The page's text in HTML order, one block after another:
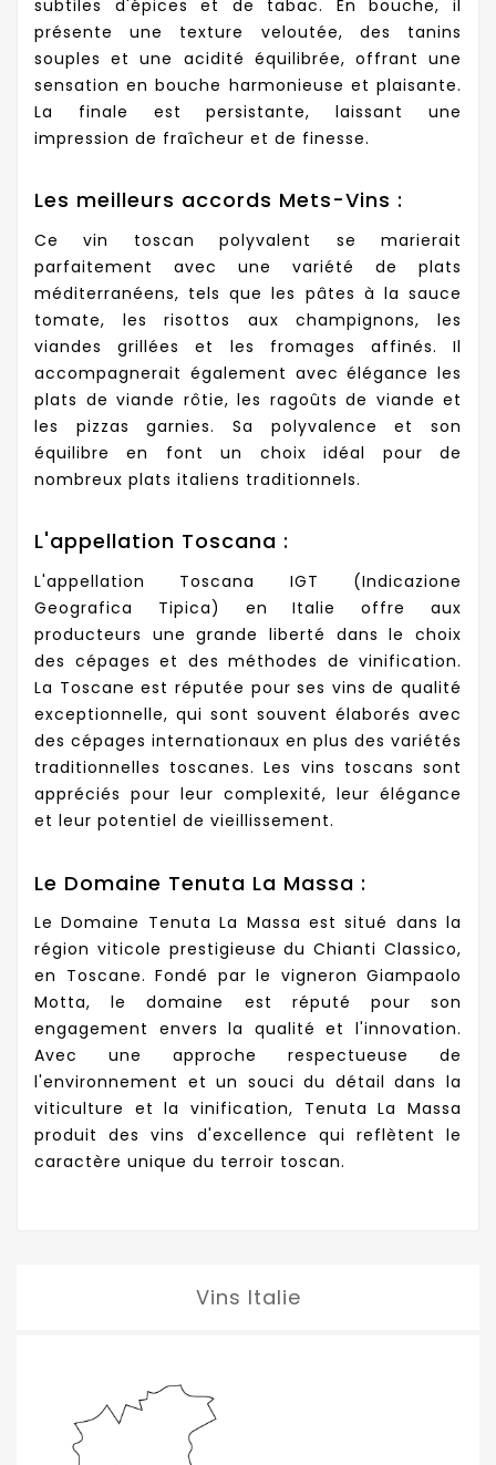
subtiles d'épices et de tabac. En bouche, il
présente une texture veloutée, des tanins
souples et une acidité équilibrée, offrant une
sensation en bouche harmonieuse et plaisante.
La finale est persistante, laissant une
impression de fraîcheur et de finesse.
Les meilleurs accords Mets-Vins :
Ce vin toscan polyvalent se marierait
parfaitement avec une variété de plats
méditerranéens, tels que les pâtes à la sauce
tomate, les risottos aux champignons, les
viandes grillées et les fromages affinés. Il
accompagnerait également avec élégance les
plats de viande rôtie, les ragoûts de viande et
les pizzas garnies. Sa polyvalence et son
équilibre en font un choix idéal pour de
nombreux plats italiens traditionnels.
L'appellation Toscana :
L'appellation Toscana IGT (Indicazione
Geografica Tipica) en Italie offre aux
producteurs une grande liberté dans le choix
des cépages et des méthodes de vinification.
La Toscane est réputée pour ses vins de qualité
exceptionnelle, qui sont souvent élaborés avec
des cépages internationaux en plus des variétés
traditionnelles toscanes. Les vins toscans sont
appréciés pour leur complexité, leur élégance
et leur potentiel de vieillissement.
Le Domaine Tenuta La Massa :
Le Domaine Tenuta La Massa est situé dans la
région viticole prestigieuse du Chianti Classico,
en Toscane. Fondé par le vigneron Giampaolo
Motta, le domaine est réputé pour son
engagement envers la qualité et l'innovation.
Avec une approche respectueuse de
l'environnement et un souci du détail dans la
viticulture et la vinification, Tenuta La Massa
produit des vins d'excellence qui reflètent le
caractère unique du terroir toscan.
Vins Italie